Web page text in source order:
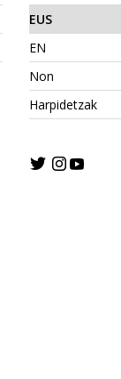
EUS
EN
Non
Harpidetzak